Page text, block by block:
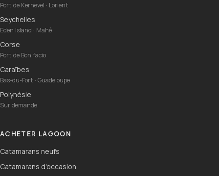
Port de Kernevel · Lorient
Seychelles
Eden Island · Mahé
Corse
Port de Bonifacio
Caraïbes
Bas-du-Fort · Guadeloupe
Polynésie
Sur demande
ACHETER LAGOON
Catamarans neufs
Catamarans d'occasion